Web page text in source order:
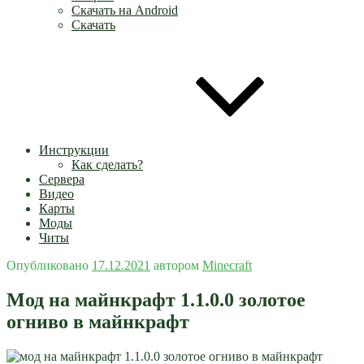
Скачать на Android
Скачать
Инструкции
Как сделать?
Сервера
Видео
Карты
Моды
Читы
Опубликовано 17.12.2021 автором Minecraft
Мод на майнкрафт 1.1.0.0 золотое
огниво в майнкрафт